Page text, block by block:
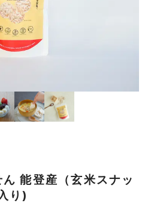
能登産（玄米スナッ
り)